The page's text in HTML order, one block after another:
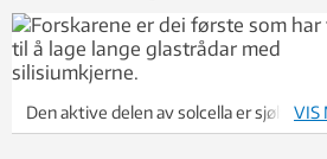
Den aktive delen av solcella er sjølve
silisiumstavane som har ein diameter på
VIS